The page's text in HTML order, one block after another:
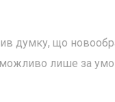
думку, що
лише за